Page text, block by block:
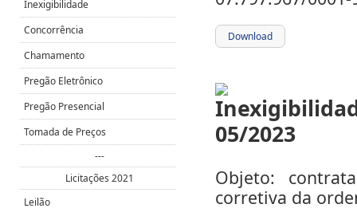
Download
Objeto:
corretiva da
Inexigibilidade
Concorrência
Chamamento
Pregão Eletrônico
Pregão Presencial
Tomada de Preços
---
Licitações 2021
Leilão